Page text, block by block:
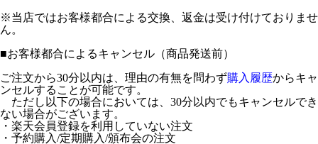
※当店ではお客様都合による交換、返金は受け付けておりませ
ん。
■お客様都合によるキャンセル（商品発送前）
ご注文から30分以内は、理由の有無を問わず購入履歴からキャ
ンセルすることが可能です。
ただし以下の場合においては、30分以内でもキャンセルでき
ない場合がございます。
・楽天会員登録を利用していない注文
・予約購入/定期購入/頒布会の注文